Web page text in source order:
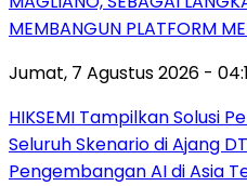
MEMBANGUN PLATFORM
Jumat, 7 Agustus 2026 -
HIKSEMI Tampilkan Solusi
Seluruh Skenario di Ajang
Pengembangan AI di Asia